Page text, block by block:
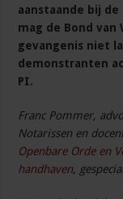
aanstaande bij
mag de Bond
gevangenis niet
demonstranten
PI.
Franc Pommer,
Notarissen en
Openbare Orde en
handhaven,